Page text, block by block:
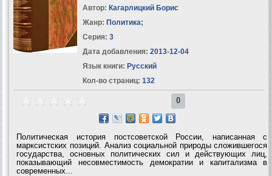
Автор: Кагарлицкий Борис
Жанр: Политика;
Серия: 3
Дата добавления: 2013-12-04
Язык книги: Русский
Кол-во страниц: 132
0
Политическая история постсоветской России, написанная с
марксистских позиций. Анализ социальной природы сложившегося
государства, основных политических сил и действующих лиц,
показывающий несовместимость демократии и капитализма в
современных...